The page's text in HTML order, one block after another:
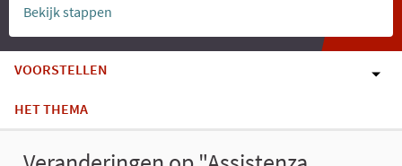
Bekijk stappen
VOORSTELLEN
HET THEMA